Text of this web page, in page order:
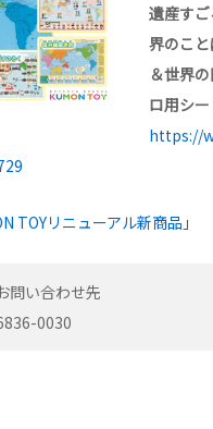
遺産す
界のこ
＆世界
ロ用シ
https://
TOYリニューアル新商品」
問い合わせ先
0030